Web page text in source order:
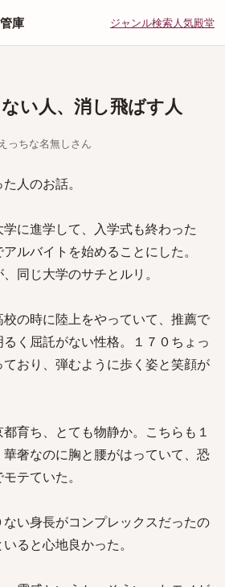
庫 ジャンル検索人気殿堂
い人、消し飛ばす人
ちな名無しさん
人のお話。
に進学して、入学式も終わった
ルバイトを始めることにした。
同じ大学のサチとルリ。
の時に陸上をやっていて、推薦で
く屈託がない性格。１７０ちょっ
おり、弾むように歩く姿と笑顔が
育ち、とても物静か。こちらも１
華奢なのに胸と腰がはっていて、恐
テていた。
い身長がコンプレックスだったの
ると心地良かった。